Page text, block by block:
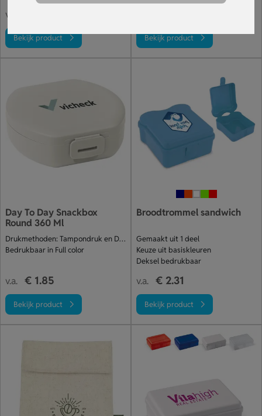
v.a.
Bekijk product Bekijk product
Day To Day Snackbox
Round 360 Ml
Drukmethoden: Tampondruk en Digitale print
Bedrukbaar in Full color
v.a. € 1.85
Bekijk product
Broodtrommel sandwich
Gemaakt uit 1 deel
Keuze uit basiskleuren
Deksel bedrukbaar
v.a. € 2.31
Bekijk product